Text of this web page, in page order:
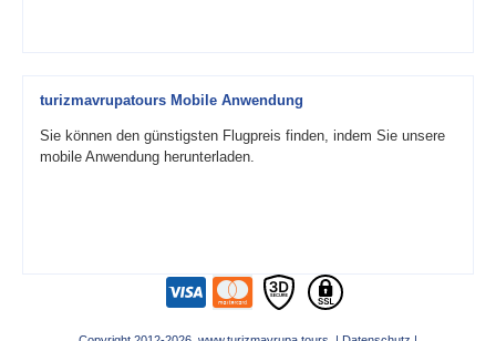
turizmavrupatours Mobile Anwendung
Sie können den günstigsten Flugpreis finden, indem Sie unsere
mobile Anwendung herunterladen.